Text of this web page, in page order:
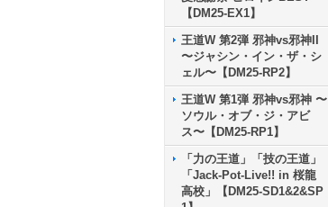
【DM25-EX1】
王道W 第2弾 邪神vs邪神II
〜ジャシン・イン・ザ・シ
ェル〜【DM25-RP2】
王道W 第1弾 邪神vs邪神 〜
ソウル・オブ・ジ・アビ
ス〜【DM25-RP1】
「力の王道」「技の王道」
「Jack-Pot-Live!! in 桜龍
高校」【DM25-SD1&2&SP